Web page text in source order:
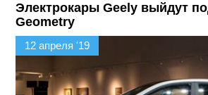
Электрокары Geely выйдут
Geometry
12 апреля '19